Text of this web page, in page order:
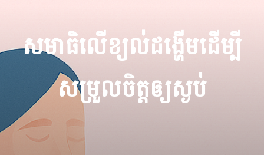
សមាធិលើខ្យល់ដង្ហើមដើម្បី
សម្រួលចិត្តឲ្យស្ងប់